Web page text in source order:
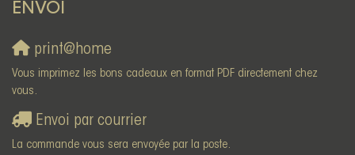
ENVOI
print@home
Vous imprimez les bons cadeaux en format PDF directement chez
vous.
Envoi par courrier
La commande vous sera envoyée par la poste.